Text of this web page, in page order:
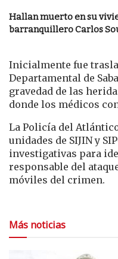
Hallan muerto en su
barranquillero Carlos
Inicialmente fue
Departamental de
gravedad de las
donde los médicos
La Policía del
unidades de SIJIN y
investigativas para
responsable del
móviles del crimen.
Más noticias